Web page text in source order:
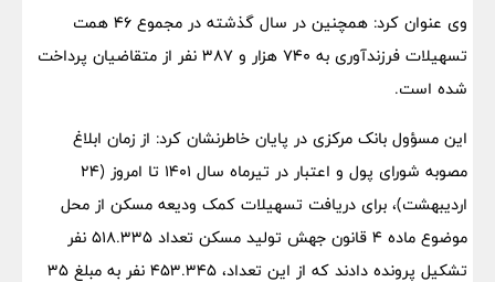
وی عنوان کرد: همچنین در سال گذشته در مجموع ۴۶ همت
تسهیلات فرزندآوری به ۷۴۰ هزار و ۳۸۷ نفر از متقاضیان پرداخت
شده است.
این مسؤول بانک مرکزی در پایان خاطرنشان کرد: از زمان ابلاغ
مصوبه شورای پول و اعتبار در تیرماه سال ۱۴۰۱ تا امروز (۲۴
اردیبهشت)، برای دریافت تسهیلات کمک ودیعه مسکن از محل
موضوع ماده ۴ قانون جهش تولید مسکن تعداد ۵۱۸.۳۳۵ نفر
تشکیل پرونده دادند که از این تعداد، ۴۵۳.۳۴۵ نفر به مبلغ ۳۵